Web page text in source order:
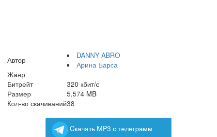
Автор
DANNY ABRO
Арина Барса
Жанр
Битрейт
320 кбит/с
Размер
5,574 MB
Кол-во скачиваний38
Cкачать MP3 с телеграмм